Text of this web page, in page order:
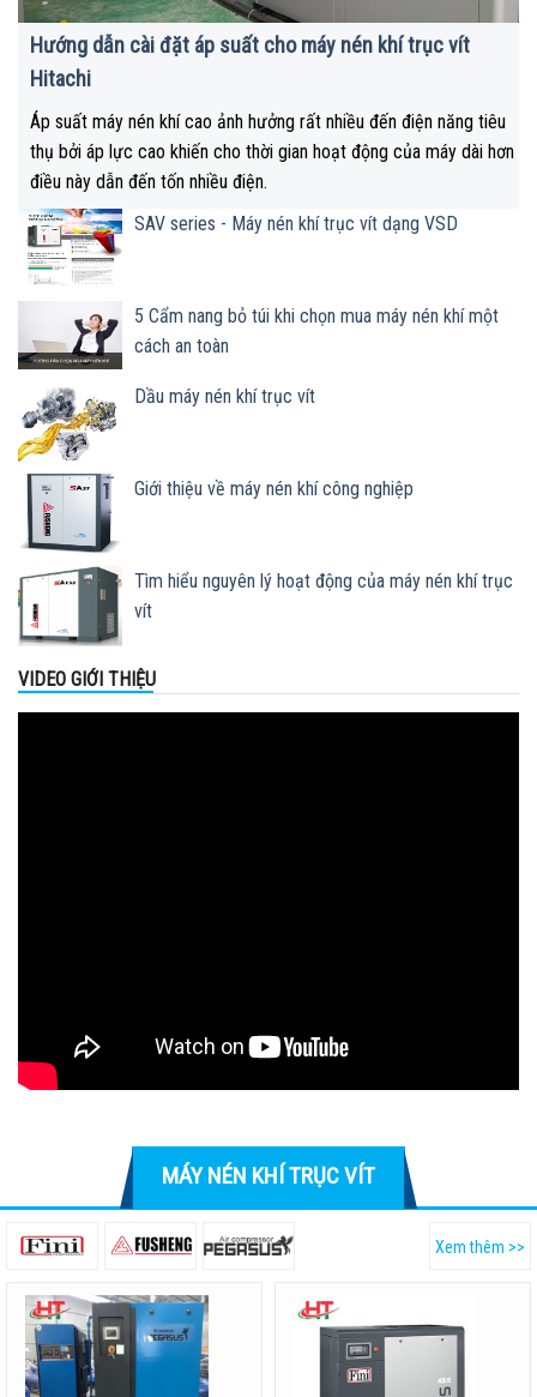
Hướng dẫn cài đặt áp suất cho máy nén khí trục vít
Hitachi
Áp suất máy nén khí cao ảnh hưởng rất nhiều đến điện năng tiêu
thụ bởi áp lực cao khiến cho thời gian hoạt động của máy dài hơn
điều này dẫn đến tốn nhiều điện.
SAV series - Máy nén khí trục vít dạng VSD
5 Cẩm nang bỏ túi khi chọn mua máy nén khí một
cách an toàn
Dầu máy nén khí trục vít
Giới thiệu về máy nén khí công nghiệp
Tìm hiểu nguyên lý hoạt động của máy nén khí trục
vít
VIDEO GIỚI THIỆU
MÁY NÉN KHÍ TRỤC VÍT
Xem thêm >>